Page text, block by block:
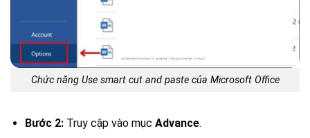
Chức năng Use smart cut and paste của Microsoft Office
Bước 2:Truy cập vào mục Advance.